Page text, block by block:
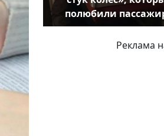
полюбили
Реклама